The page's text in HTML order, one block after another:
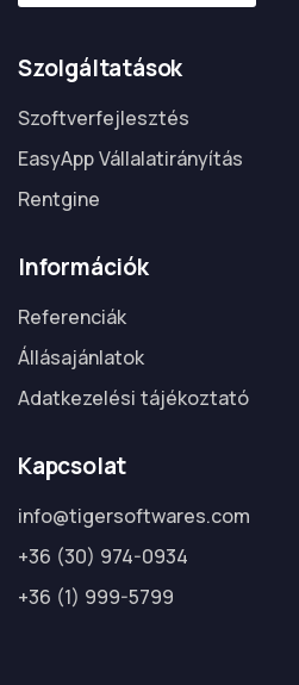
Szolgáltatások
Szoftverfejlesztés
EasyApp Vállalatirányítás
Rentgine
Információk
Referenciák
Állásajánlatok
Adatkezelési tájékoztató
Kapcsolat
info@tigersoftwares.com
+36 (30) 974-0934
+36 (1) 999-5799